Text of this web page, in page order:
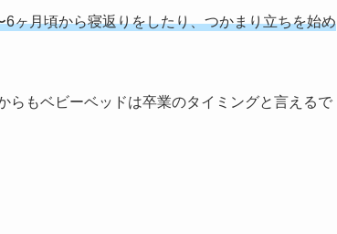
ヶ月頃から寝返りをしたり、つかまり立ちを始め
らもベビーベッドは卒業のタイミングと言えるで